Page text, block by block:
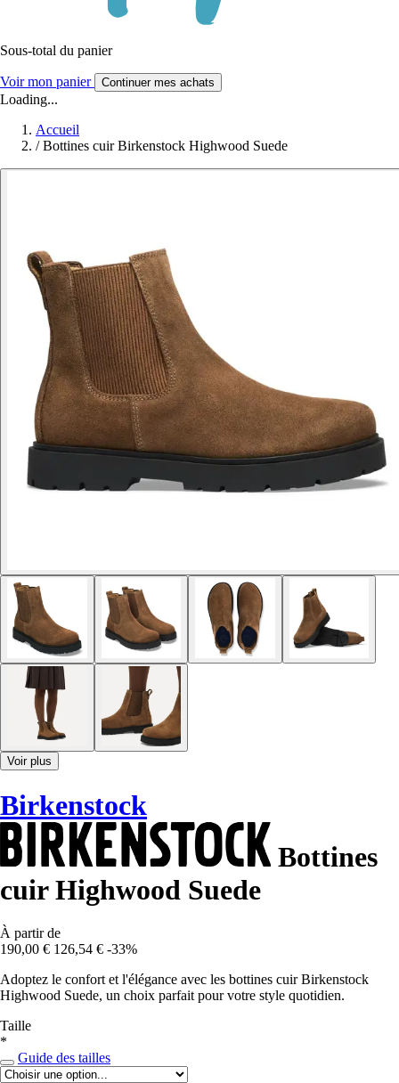
Sous-total du panier
Voir mon panier Continuer mes achats
Loading...
Accueil
/ Bottines cuir Birkenstock Highwood Suede
Voir plus
Birkenstock
Bottines
cuir Highwood Suede
À partir de
190,00 € 126,54 € -33%
Adoptez le confort et l'élégance avec les bottines cuir Birkenstock
Highwood Suede, un choix parfait pour votre style quotidien.
Taille
*
Guide des tailles